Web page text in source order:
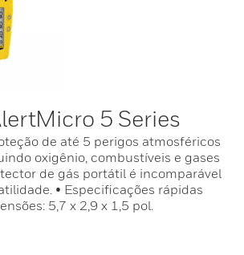
5 Series
de até 5 perigos atmosféricos
oxigênio, combustíveis e gases
de gás portátil é incomparável
• Especificações rápidas
5,7 x 2,9 x 1,5 pol.